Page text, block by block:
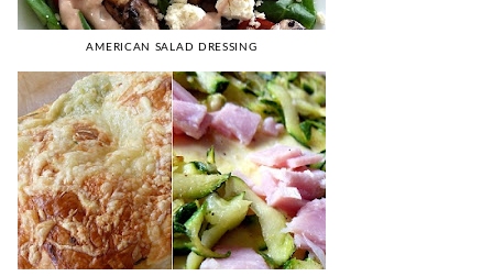
AMERICAN SALAD DRESSING